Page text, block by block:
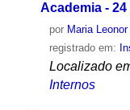
Academia -
por Maria
registrado em:
Localizado
Internos